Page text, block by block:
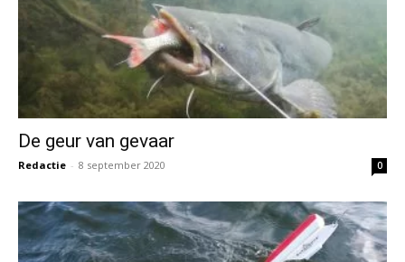
De geur van gevaar
Redactie - 8 september 2020 0